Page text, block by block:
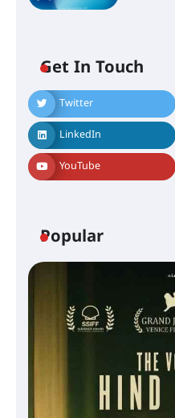
Get In Touch
Twitter
LinkedIn
YouTube
Popular
സെന്റ്
എസ് എൻ